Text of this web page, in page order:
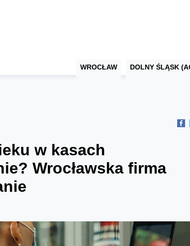
WROCŁAW DOLNY ŚLĄSK
w kasach
Wrocławska firma